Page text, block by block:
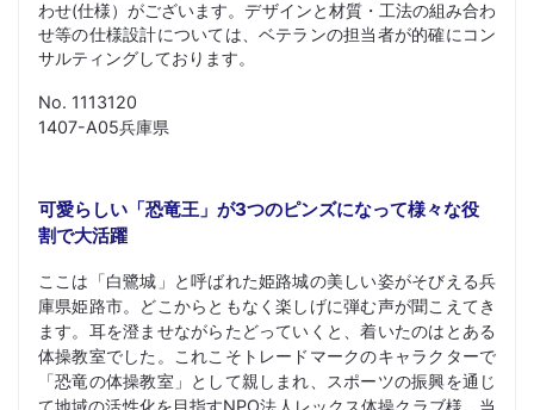
わせ(仕様）がございます。デザインと材質・工法の組み合わ
せ等の仕様設計については、ベテランの担当者が的確にコン
サルティングしております。
No. 1113120
1407-A05兵庫県
可愛らしい「恐竜王」が3つのピンズになって様々な役
割で大活躍
ここは「白鷺城」と呼ばれた姫路城の美しい姿がそびえる兵
庫県姫路市。どこからともなく楽しげに弾む声が聞こえてき
ます。耳を澄ませながらたどっていくと、着いたのはとある
体操教室でした。これこそトレードマークのキャラクターで
「恐竜の体操教室」として親しまれ、スポーツの振興を通じ